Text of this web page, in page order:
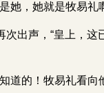
她，她就是牧易
次出声，“皇上，
道的！牧易礼看